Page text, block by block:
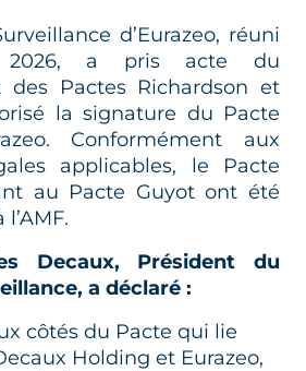
d’Eurazeo, réuni
a pris acte du
des Pactes Richardson et
la signature du Pacte
Conformément aux
applicables, le Pacte
au Pacte Guyot ont été
Decaux, Président du
a déclaré :
côtés du Pacte qui lie
Holding et Eurazeo,